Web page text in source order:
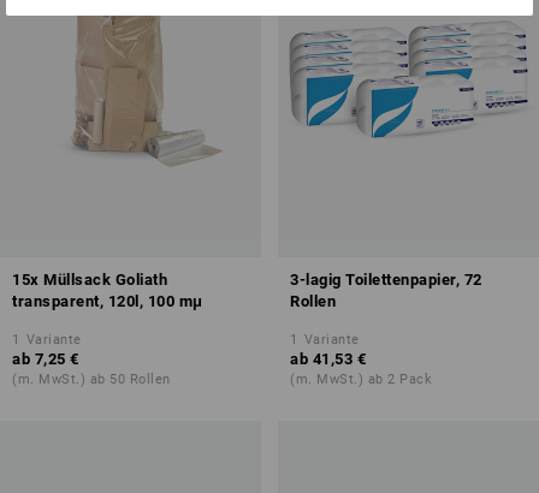
15x Müllsack Goliath
transparent, 120l, 100 mμ
1 Variante
ab 7,25 €
(m. MwSt.) ab 50 Rollen
3-lagig Toilettenpapier, 72
Rollen
1 Variante
ab 41,53 €
(m. MwSt.) ab 2 Pack